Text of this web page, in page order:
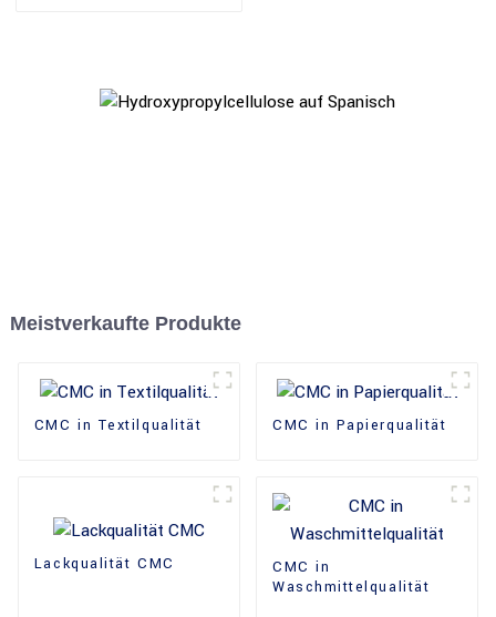
Meistverkaufte Produkte
CMC in Textilqualität CMC in Papierqualität
Lackqualität CMC
CMC in
Waschmittelqualität